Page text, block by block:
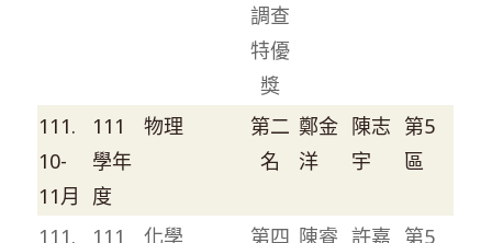
調查
特優
獎
111.
10-
11月
111
學年
度
物理
第二
名
鄭金
洋
陳志
宇
第5
區
111.
111
化學
第四 陳睿 許嘉 第5